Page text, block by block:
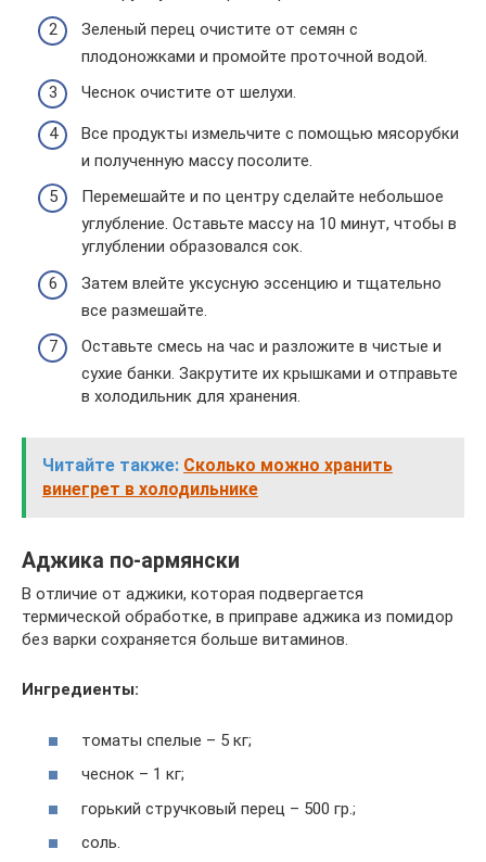
Зеленый перец очистите от семян с
плодоножками и промойте проточной водой.
Чеснок очистите от шелухи.
Все продукты измельчите с помощью мясорубки
и полученную массу посолите.
Перемешайте и по центру сделайте небольшое
углубление. Оставьте массу на 10 минут, чтобы в
углублении образовался сок.
Затем влейте уксусную эссенцию и тщательно
все размешайте.
Оставьте смесь на час и разложите в чистые и
сухие банки. Закрутите их крышками и отправьте
в холодильник для хранения.
Читайте также: Сколько можно хранить
винегрет в холодильнике
Аджика по-армянски
В отличие от аджики, которая подвергается
термической обработке, в приправе аджика из помидор
без варки сохраняется больше витаминов.
Ингредиенты:
томаты спелые – 5 кг;
чеснок – 1 кг;
горький стручковый перец – 500 гр.;
соль.